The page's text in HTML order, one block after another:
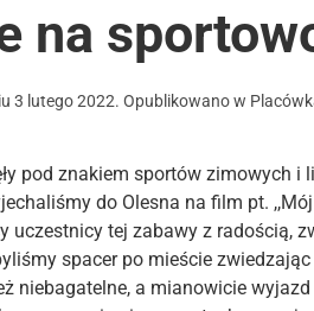
na
3 lutego 2022. Opublikowano w
pod znakiem sportów zimowych i
do Olesna na film pt.
uczestnicy tej zabawy z radością,
spacer po mieście zwiedzając
niebagatelne, a mianowicie